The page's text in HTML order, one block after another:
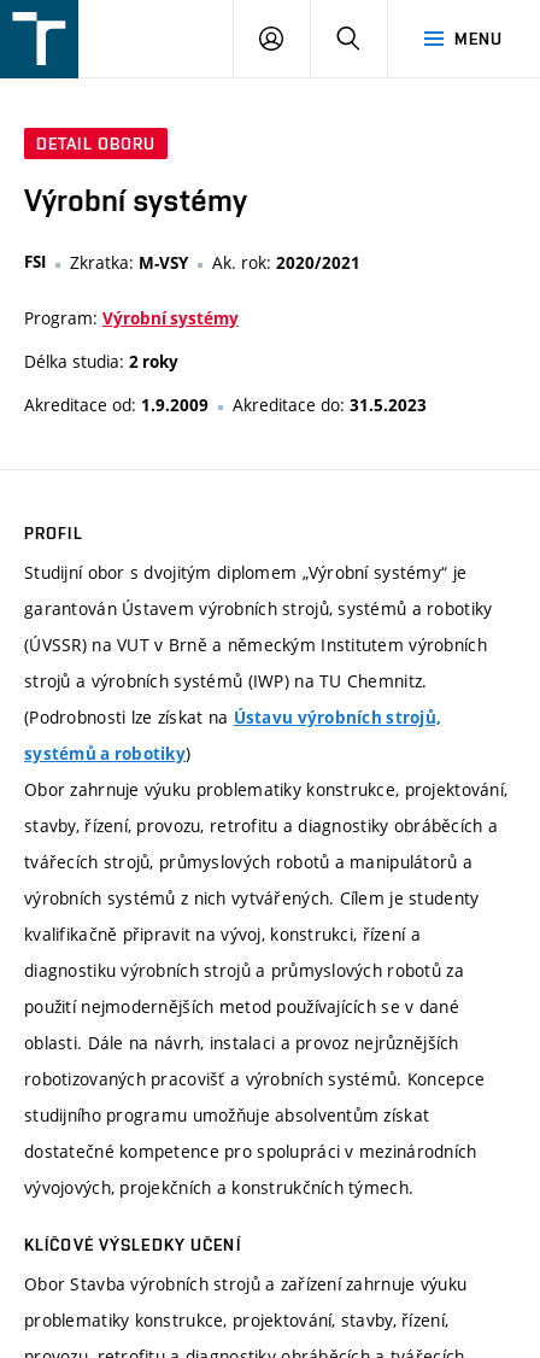
v
MENU
PŘIHLÁŠENÍ
DETAIL OBORU
Výrobní systémy
FSI Zkratka: M-VSY Ak. rok: 2020/2021
Program: Výrobní systémy
Délka studia: 2 roky
Akreditace od: 1.9.2009 Akreditace do: 31.5.2023
PROFIL
Studijní obor s dvojitým diplomem „Výrobní systémy“ je
garantován Ústavem výrobních strojů, systémů a robotiky
(ÚVSSR) na VUT v Brně a německým Institutem výrobních
strojů a výrobních systémů (IWP) na TU Chemnitz.
(Podrobnosti lze získat na Ústavu výrobních strojů,
systémů a robotiky)
Obor zahrnuje výuku problematiky konstrukce, projektování,
stavby, řízení, provozu, retrofitu a diagnostiky obráběcích a
tvářecích strojů, průmyslových robotů a manipulátorů a
výrobních systémů z nich vytvářených. Cílem je studenty
kvalifikačně připravit na vývoj, konstrukci, řízení a
diagnostiku výrobních strojů a průmyslových robotů za
použití nejmodernějších metod používajících se v dané
oblasti. Dále na návrh, instalaci a provoz nejrůznějších
robotizovaných pracovišť a výrobních systémů. Koncepce
studijního programu umožňuje absolventům získat
dostatečné kompetence pro spolupráci v mezinárodních
vývojových, projekčních a konstrukčních týmech.
KLÍČOVÉ VÝSLEDKY UČENÍ
Obor Stavba výrobních strojů a zařízení zahrnuje výuku
problematiky konstrukce, projektování, stavby, řízení,